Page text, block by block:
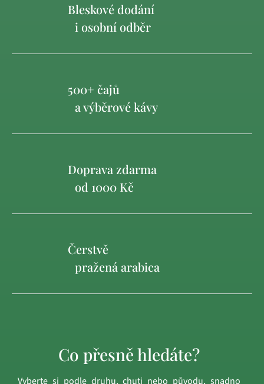
Bleskové dodání
i osobní odběr
500+ čajů
a výběrové kávy
Doprava zdarma
od 1000 Kč
Čerstvě
pražená arabica
Co přesně hledáte?
Vyberte si podle druhu, chuti nebo původu, snadno